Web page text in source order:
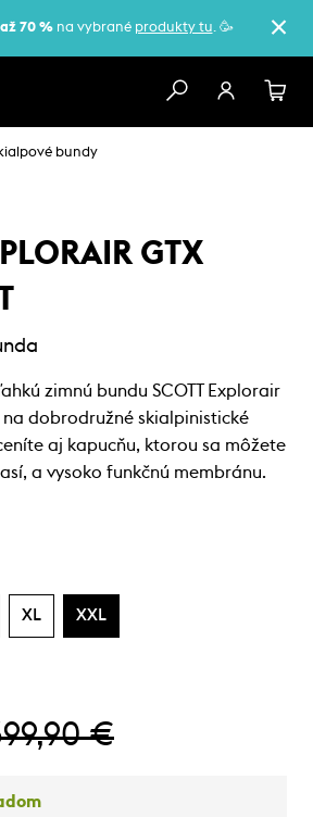
70 %na vybrané produkty tu. 🥳
bundy
GTX
zimnú bundu SCOTT Explorair
na dobrodružné skialpinistické
aj kapucňu, ktorou sa môžete
a vysoko funkčnú membránu.
XL XXL
€